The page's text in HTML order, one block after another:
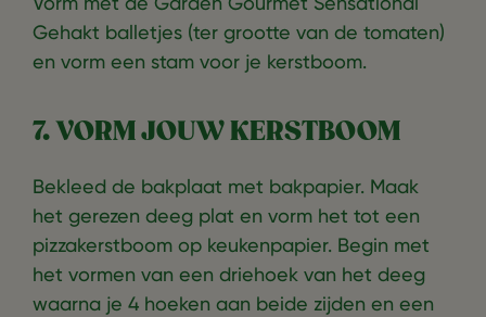
Gehakt balletjes (ter grootte van de tomaten)
en vorm een stam voor je kerstboom.
7. VORM JOUW KERSTBOOM
Bekleed de bakplaat met bakpapier. Maak
het gerezen deeg plat en vorm het tot een
pizzakerstboom op keukenpapier. Begin met
het vormen van een driehoek van het deeg
waarna je 4 hoeken aan beide zijden en een